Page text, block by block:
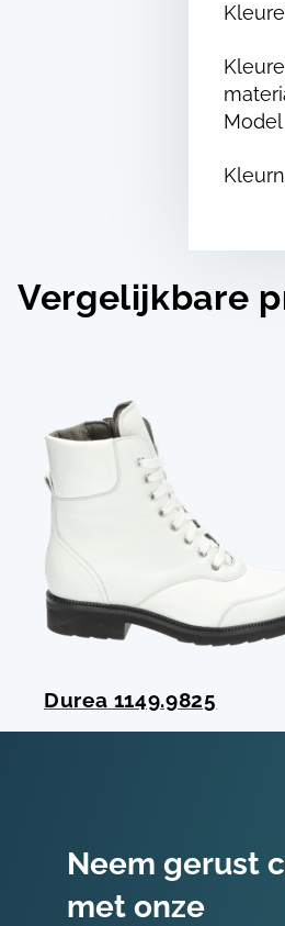
Model
Vergelijkbare
Durea 1149.9825
Neem gerust
met onze